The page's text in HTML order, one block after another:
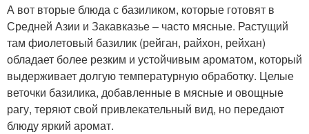
А вот вторые блюда с базиликом, которые готовят в
Средней Азии и Закавказье – часто мясные. Растущий
там фиолетовый базилик (рейган, райхон, рейхан)
обладает более резким и устойчивым ароматом, который
выдерживает долгую температурную обработку. Целые
веточки базилика, добавленные в мясные и овощные
рагу, теряют свой привлекательный вид, но передают
блюду яркий аромат.